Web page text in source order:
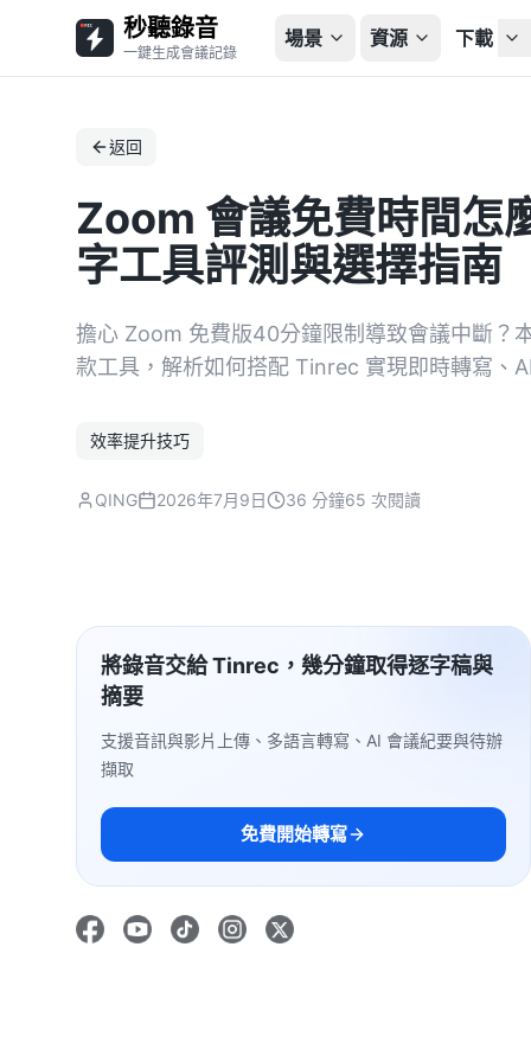
秒聽錄音
一鍵生成會議記錄
場景 資源 下載
返回
Zoom 會議免費時間怎
字工具評測與選擇指南
擔心 Zoom 免費版40分鐘限制導致會議中斷
款工具，解析如何搭配 Tinrec 實現即時轉寫、
效率提升技巧
QING 2026年7月9日 36 分鐘65 次閱讀
將錄音交給 Tinrec，幾分鐘取得逐字稿與
摘要
支援音訊與影片上傳、多語言轉寫、AI 會議紀要與待辦
擷取
免費開始轉寫